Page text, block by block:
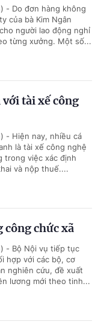
- Do đơn hàng không
của bà Kim Ngân
người lao động nghỉ
từng xưởng. Một số...
tài xế công
- Hiện nay, nhiều cá
là tài xế công nghệ
trong việc xác định
và nộp thuế....
chức xã
- Bộ Nội vụ tiếp tục
hợp với các bộ, cơ
nghiên cứu, đề xuất
lương mới theo tinh...